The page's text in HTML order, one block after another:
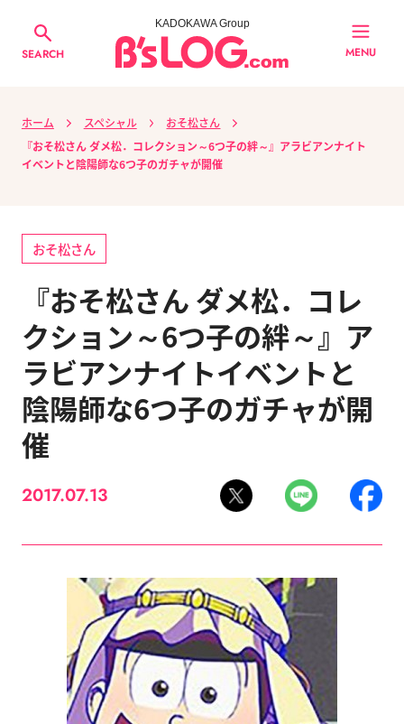
SEARCH
KADOKAWA Group
MENU
ホーム スペシャル
おそ松さん
『おそ松さん ダメ松．コレクション～6つ子の絆～』アラビアンナイト
イベントと陰陽師な6つ子のガチャが開催
おそ松さん
『おそ松さん ダメ松．コレ
クション～6つ子の絆～』ア
ラビアンナイトイベントと
陰陽師な6つ子のガチャが開
催
2017.07.13